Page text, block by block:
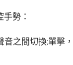
勢：
之間切換;單擊